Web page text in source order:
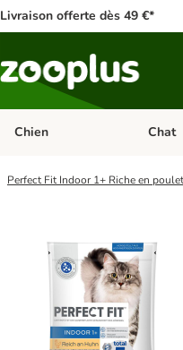
Livraison offerte dès 49 €*
Chien Chat
Perfect Fit Indoor 1+ Riche en